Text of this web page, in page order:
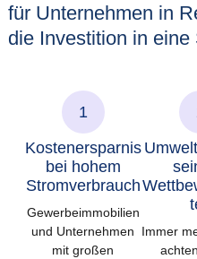
für Unternehmen in
die Investition in eine
1
Kostenersparnis
bei hohem
Stromverbrauch
Gewerbeimmobilien
und Unternehmen
mit großen
Immer